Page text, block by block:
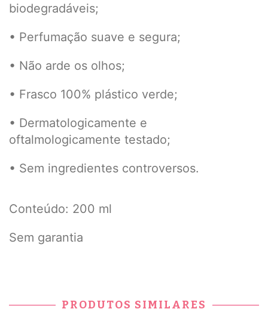
biodegradáveis;
• Perfumação suave e segura;
• Não arde os olhos;
• Frasco 100% plástico verde;
• Dermatologicamente e
oftalmologicamente testado;
• Sem ingredientes controversos.
Conteúdo: 200 ml
Sem garantia
PRODUTOS SIMILARES